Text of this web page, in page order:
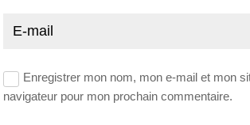
Enregistrer mon nom, mon e-mail et mon
navigateur pour mon prochain commentaire.